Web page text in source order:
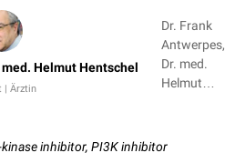
med. Helmut Hentschel
| Ärztin
Dr. Frank
Antwerpes,
Dr. med.
Helmut
inhibitor, PI3K inhibitor